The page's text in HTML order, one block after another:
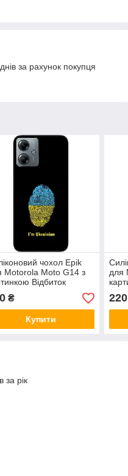
за рахунок покупця
чохол Epik
Motorola Moto G14 з
Відбиток
₴
Купити
для
220
за рік